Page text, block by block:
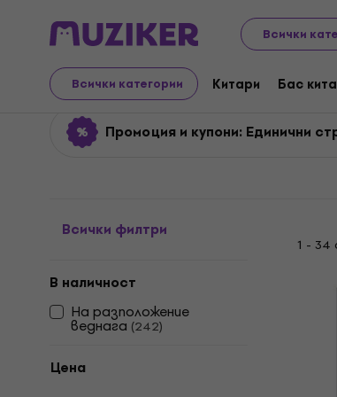
Всички
Всички категории Китари Бас
Музикални инструменти Китари
Единични струни
Промоция и купони: Единични
Всички филтри
В наличност
На разположение
веднага (242)
Цена
1 -